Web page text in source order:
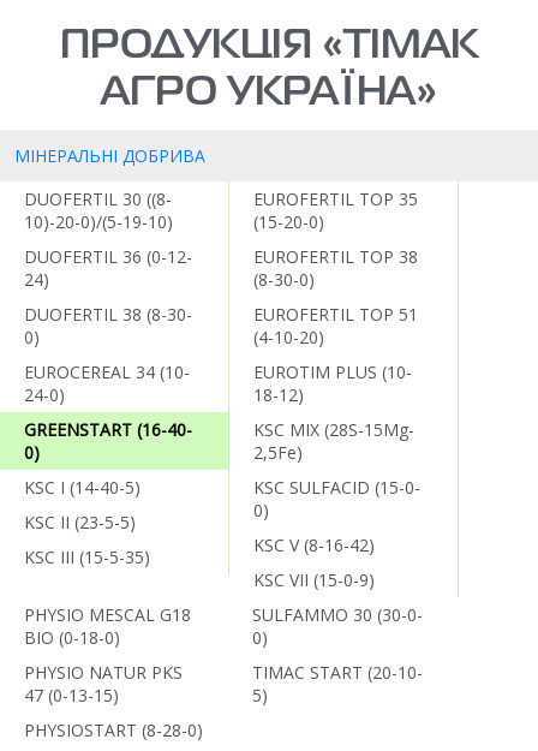
ПРОДУКЦІЯ «ТІМАК
АГРО УКРАЇНА»
МІНЕРАЛЬНІ ДОБРИВА
DUOFERTIL 30 ((8-
10)-20-0)/(5-19-10)
DUOFERTIL 36 (0-12-
24)
DUOFERTIL 38 (8-30-
0)
EUROCEREAL 34 (10-
24-0)
EUROFERTIL TOP 35
(15-20-0)
EUROFERTIL TOP 38
(8-30-0)
EUROFERTIL TOP 51
(4-10-20)
EUROTIM PLUS (10-
18-12)
GREENSTART (16-40-
0)
KSC I (14-40-5)
KSC II (23-5-5)
KSC III (15-5-35)
KSC MIX (28S-15Mg-
2,5Fe)
KSC SULFACID (15-0-
0)
KSC V (8-16-42)
KSC VII (15-0-9)
PHYSIO MESCAL G18
BIO (0-18-0)
PHYSIO NATUR PKS
47 (0-13-15)
PHYSIOSTART (8-28-0)
SULFAMMO 30 (30-0-
0)
TIMAC START (20-10-
5)